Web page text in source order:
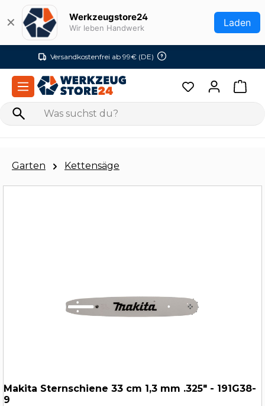
Zum Hauptinhalt springen
✕ Werkzeugstore24
Wir leben Handwerk Laden
Versandkostenfrei ab 99€ (DE)
Garten Kettensäge
Makita Sternschiene 33 cm 1,3 mm .325" - 191G38-
9